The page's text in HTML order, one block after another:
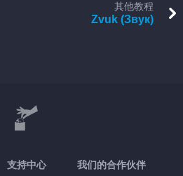
其他教程
Zvuk (Звук)
支持中心 我们的合作伙伴